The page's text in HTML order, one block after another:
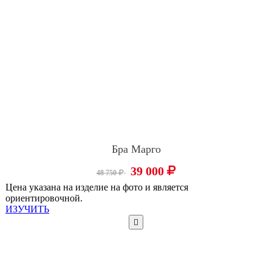
Бра Марго
48 750 39 000
Цена указана на изделие на фото и является
ориентировочной.
ИЗУЧИТЬ